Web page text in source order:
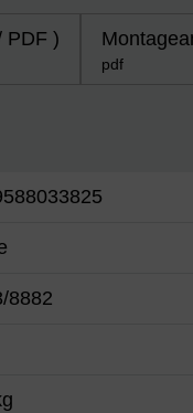
PDF )
pdf
8882